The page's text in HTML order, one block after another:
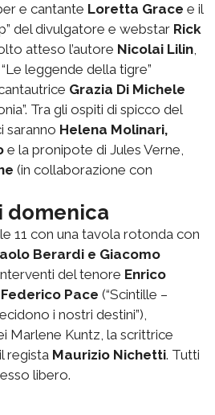
e cantante Loretta Grace e il
del divulgatore e webstar Rick
atteso l’autore Nicolai Lilin,
leggende della tigre”
Grazia Di Michele
Tra gli ospiti di spicco del
saranno Helena Molinari,
e la pronipote di Jules Verne,
(in collaborazione con
domenica
11 con una tavola rotonda con
Berardi e Giacomo
del tenore Enrico
Federico Pace (“Scintille –
i nostri destini”),
Marlene Kuntz, la scrittrice
regista Maurizio Nichetti. Tutti
libero.